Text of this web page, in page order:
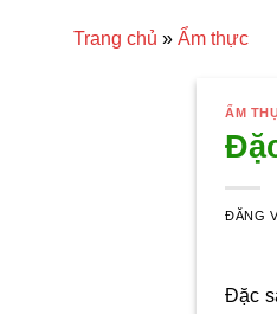
Trang chủ » Ẩm thực
ẨM
ĐĂNG
Đặc